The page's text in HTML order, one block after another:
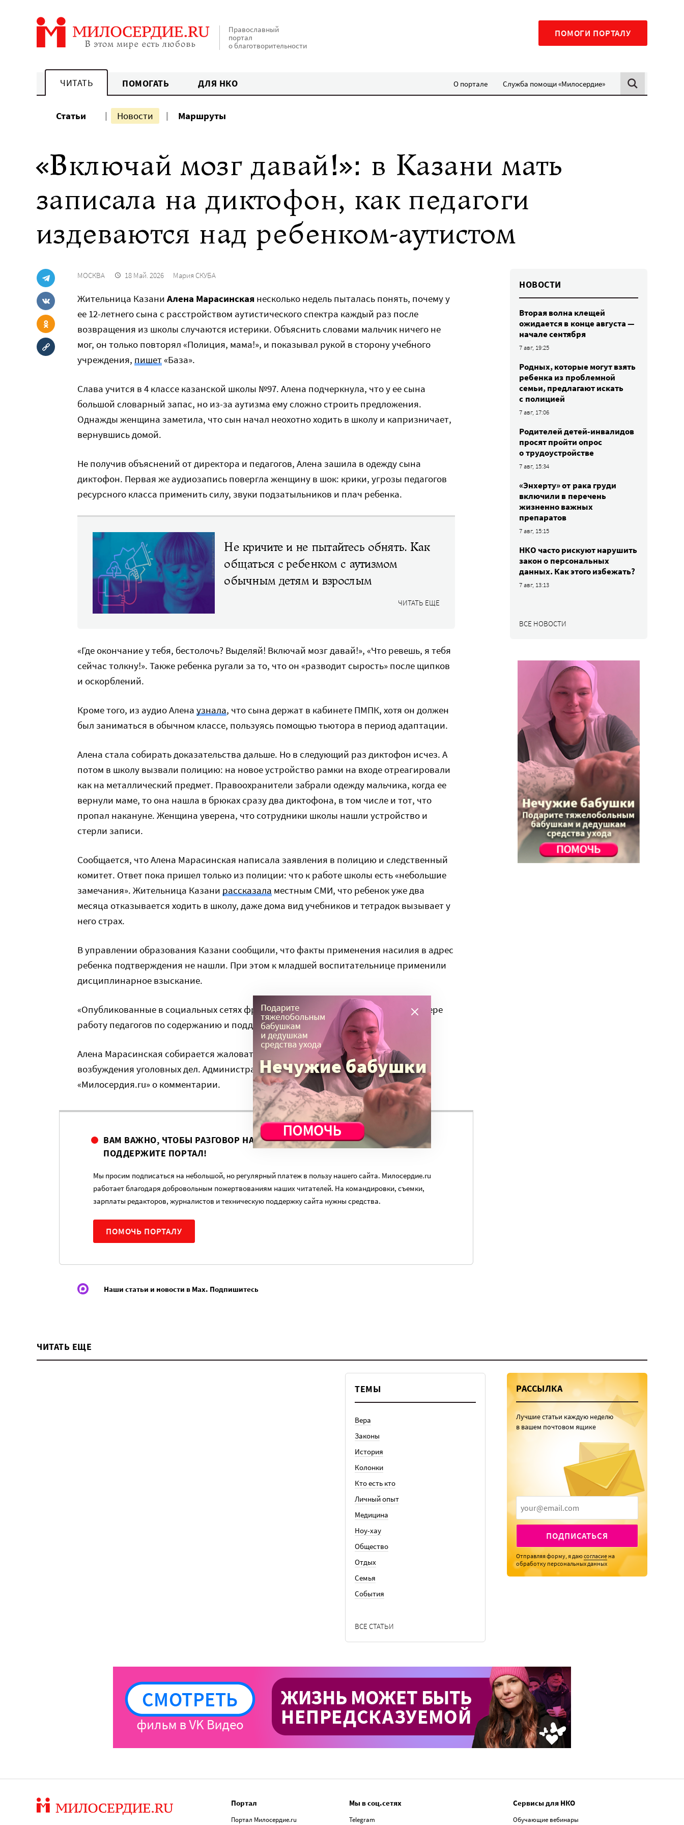
Православный
портал
о благотворительности
ПОМОГИ ПОРТАЛУ
ЧИТАТЬ ПОМОГАТЬ ДЛЯ НКО О портале Служба помощи «Милосердие»
Статьи Новости Маршруты
«Включай мозг давай!»: в Казани мать
записала на диктофон, как педагоги
издеваются над ребенком-аутистом
МОСКВА 18 Май. 2026 Мария СКУБА
Жительница Казани Алена Марасинская несколько недель пыталась понять, почему у
ее 12-летнего сына с расстройством аутистического спектра каждый раз после
возвращения из школы случаются истерики. Объяснить словами мальчик ничего не
мог, он только повторял «Полиция, мама!», и показывал рукой в сторону учебного
учреждения, пишет«База».
Слава учится в 4 классе казанской школы №97. Алена подчеркнула, что у ее сына
большой словарный запас, но из-за аутизма ему сложно строить предложения.
Однажды женщина заметила, что сын начал неохотно ходить в школу и капризничает,
вернувшись домой.
Не получив объяснений от директора и педагогов, Алена зашила в одежду сына
диктофон. Первая же аудиозапись повергла женщину в шок: крики, угрозы педагогов
ресурсного класса применить силу, звуки подзатыльников и плач ребенка.
Не кричите и не пытайтесь обнять. Как
общаться с ребенком с аутизмом
обычным детям и взрослым
ЧИТАТЬ ЕЩЕ
«Где окончание у тебя, бестолочь? Выделяй! Включай мозг давай!», «Что ревешь, я тебя
сейчас толкну!». Также ребенка ругали за то, что он «разводит сырость» после щипков
и оскорблений.
Кроме того, из аудио Алена узнала, что сына держат в кабинете ПМПК, хотя он должен
был заниматься в обычном классе, пользуясь помощью тьютора в период адаптации.
Алена стала собирать доказательства дальше. Но в следующий раз диктофон исчез. А
потом в школу вызвали полицию: на новое устройство рамки на входе отреагировали
как на металлический предмет. Правоохранители забрали одежду мальчика, когда ее
вернули маме, то она нашла в брюках сразу два диктофона, в том числе и тот, что
пропал накануне. Женщина уверена, что сотрудники школы нашли устройство и
стерли записи.
Сообщается, что Алена Марасинская написала заявления в полицию и следственный
комитет. Ответ пока пришел только из полиции: что к работе школы есть «небольшие
замечания». Жительница Казани рассказала местным СМИ, что ребенок уже два
месяца отказывается ходить в школу, даже дома вид учебников и тетрадок вызывает у
него страх.
В управлении образования Казани сообщили, что факты применения насилия в адрес
ребенка подтверждения не нашли. При этом к младшей воспитательнице применили
дисциплинарное взыскание.
«Опубликованные в социальных сетях фрагменты видео не отражают в полной мере
работу педагогов по содержанию и поддержке ребенка», – заявили в ведомстве.
Алена Марасинская собирается жаловаться в высшие инстанции и добиваться
возбуждения уголовных дел. Администрация школы пока не ответила на просьбу
«Милосердия.ru» о комментарии.
ВАМ ВАЖНО, ЧТОБЫ РАЗГОВОР НА ЭТУ ТЕМУ ПРОДОЛЖИЛСЯ?
ПОДДЕРЖИТЕ ПОРТАЛ!
Мы просим подписаться на небольшой, но регулярный платеж в пользу нашего сайта. Милосердие.ru
работает благодаря добровольным пожертвованиям наших читателей. На командировки, съемки,
зарплаты редакторов, журналистов и техническую поддержку сайта нужны средства.
ПОМОЧЬ ПОРТАЛУ
Наши статьи и новости в Max. Подпишитесь
НОВОСТИ
Вторая волна клещей
ожидается в конце августа —
начале сентября
7 авг, 19:25
Родных, которые могут взять
ребенка из проблемной
семьи, предлагают искать
с полицией
7 авг, 17:06
Родителей детей-инвалидов
просят пройти опрос
о трудоустройстве
7 авг, 15:34
«Энхерту» от рака груди
включили в перечень
жизненно важных
препаратов
7 авг, 15:15
НКО часто рискуют нарушить
закон о персональных
данных. Как этого избежать?
7 авг, 13:13
ВСЕ НОВОСТИ
ЧИТАТЬ ЕЩЕ
ТЕМЫ
Вера
Законы
История
Колонки
Кто есть кто
Личный опыт
Медицина
Ноу-хау
Общество
Отдых
Семья
События
ВСЕ СТАТЬИ
РАССЫЛКА
Лучшие статьи каждую неделю
в вашем почтовом ящике
ПОДПИСАТЬСЯ
Отправляя форму, я даюсогласие на
обработку персональных данных
Портал
Портал Милосердие.ru
Мы в соц.сетях
Telegram
Сервисы для НКО
Обучающие вебинары